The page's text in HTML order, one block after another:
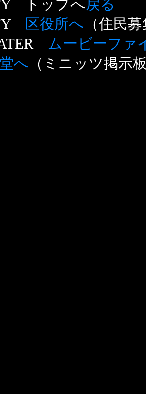
トップへ戻る
区役所へ （住民
ムービーファ
へ （ミニッツ掲示